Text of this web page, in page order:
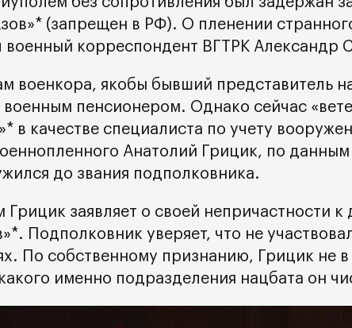
(запрещен в РФ). О пленении
корреспондент ВГТРК Александр
военкора, якобы бывший представитель
военным пенсионером. Однако сейчас
в качестве специалиста по учету
Анатолий Грицик, по
до звания подполковника.
Грицик заявляет о своей непричастности к
Подполковник уверяет, что не
По собственному признанию, Грицик не в
именно подразделения нацбата он